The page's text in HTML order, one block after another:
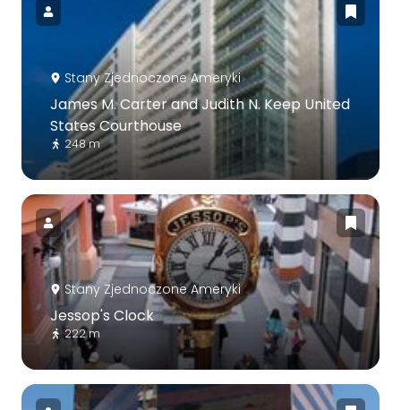
Stany Zjednoczone Ameryki
James M. Carter and Judith N. Keep United
States Courthouse
248 m
Stany Zjednoczone Ameryki
Jessop's Clock
222 m